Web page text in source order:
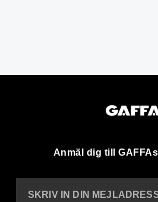
Anmäl dig till
SKRIV IN DIN